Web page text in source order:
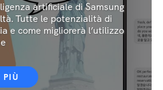
artificiale di Samsung
Tutte le potenzialità di
e come migliorerà l’utilizzo
PIÙ